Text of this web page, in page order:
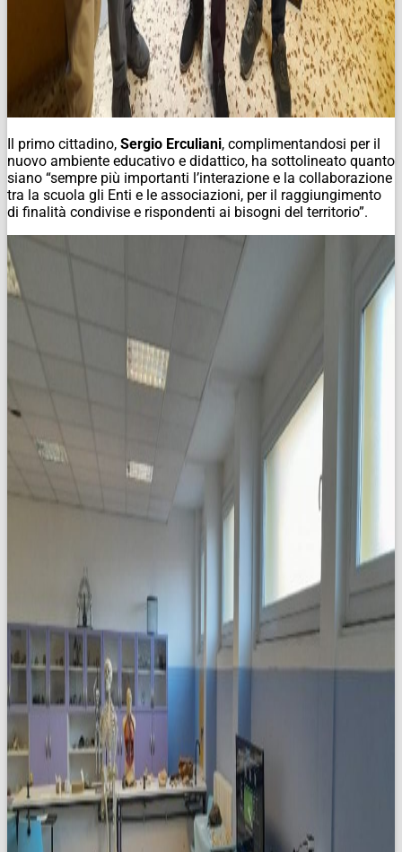
Il primo cittadino, Sergio Erculiani, complimentandosi per il
nuovo ambiente educativo e didattico, ha sottolineato quanto
siano “sempre più importanti l’interazione e la collaborazione
tra la scuola gli Enti e le associazioni, per il raggiungimento
di finalità condivise e rispondenti ai bisogni del territorio”.